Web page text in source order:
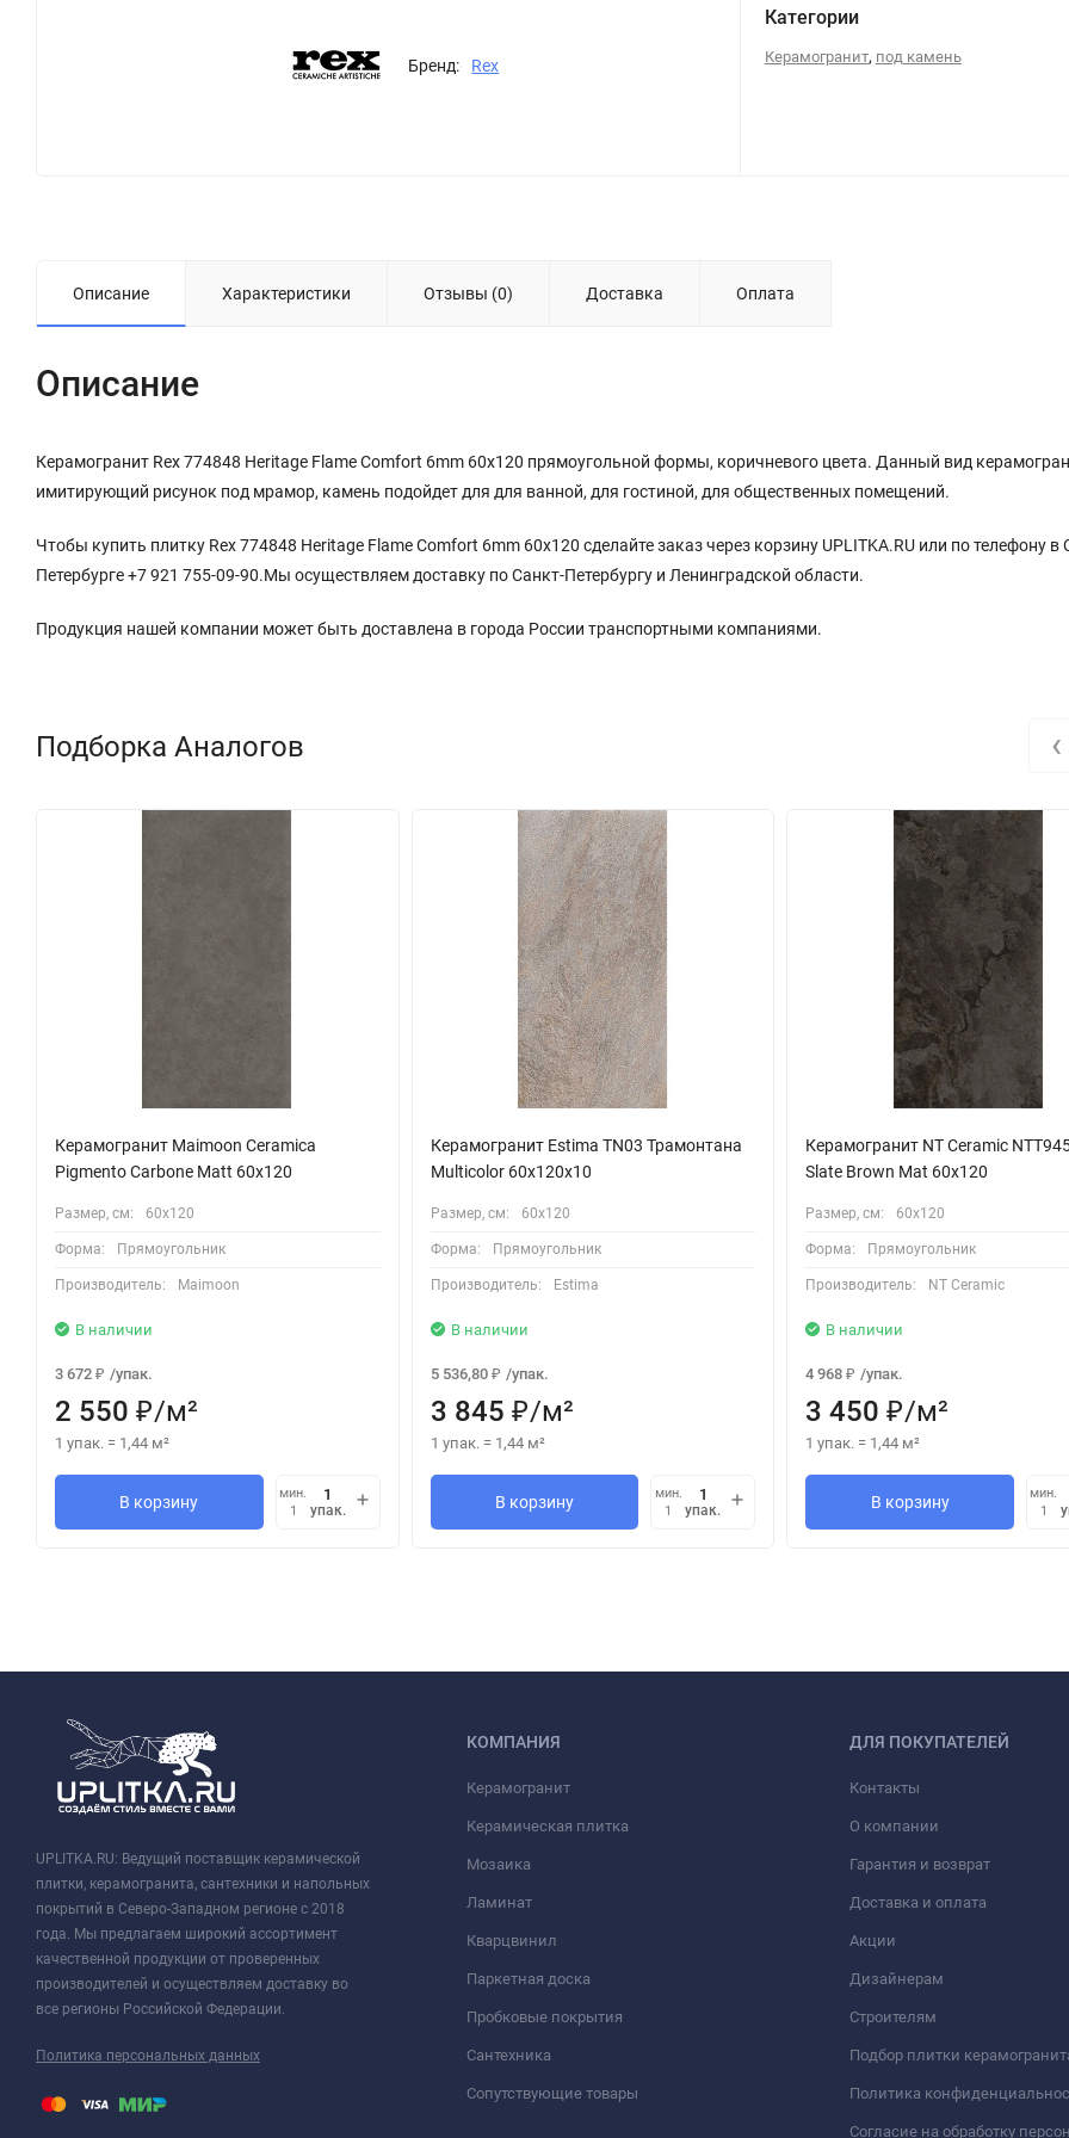
Бренд: Rex
Категории
Керамогранит, под камень
Описание Характеристики Отзывы (0) Доставка Оплата
Описание
Керамогранит Rex 774848 Heritage Flame Comfort 6mm 60x120 прямоугольной формы, коричневого цвета. Данный вид
имитирующий рисунок под мрамор, камень подойдет для для ванной, для гостиной, для общественных помещений.
Чтобы купить плитку Rex 774848 Heritage Flame Comfort 6mm 60x120 сделайте заказ через корзину UPLITKA.RU или по телефону в
Петербурге +7 921 755-09-90.Мы осуществляем доставку по Санкт-Петербургу и Ленинградской области.
Продукция нашей компании может быть доставлена в города России транспортными компаниями.
Подборка Аналогов
Керамогранит Maimoon Ceramica
Pigmento Carbone Matt 60х120
Размер, см: 60х120
Форма: Прямоугольник
Производитель: Maimoon
В наличии
3 672 ₽ /упак.
2 550 ₽/м²
1 упак. = 1,44 м²
В корзину
мин.
1
упак.
Керамогранит Estima TN03 Трамонтана
Multicolor 60x120x10
Размер, см: 60х120
Форма: Прямоугольник
Производитель: Estima
В наличии
5 536,80 ₽ /упак.
3 845 ₽/м²
1 упак. = 1,44 м²
В корзину
мин.
1
упак.
Керамогранит NT Ceramic
Slate Brown Mat 60x120
Размер, см: 60х120
Форма: Прямоугольник
Производитель: NT Ceramic
В наличии
4 968 ₽ /упак.
3 450 ₽/м²
1 упак. = 1,44 м²
В корзину
мин.
1
‹
UPLITKA.RU: Ведущий поставщик керамической
плитки, керамогранита, сантехники и напольных
покрытий в Северо-Западном регионе с 2018
года. Мы предлагаем широкий ассортимент
качественной продукции от проверенных
производителей и осуществляем доставку во
все регионы Российской Федерации.
Политика персональных данных
КОМПАНИЯ
Керамогранит
Керамическая плитка
Мозаика
Ламинат
Кварцвинил
Паркетная доска
Пробковые покрытия
Сантехника
Сопутствующие товары
ДЛЯ ПОКУПАТЕЛЕЙ
Контакты
О компании
Гарантия и возврат
Доставка и оплата
Акции
Дизайнерам
Строителям
Подбор плитки
Политика
Согласие на обработку